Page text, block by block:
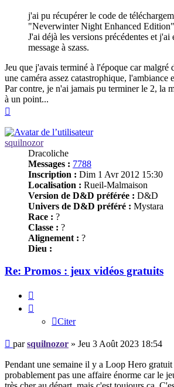
j'ai pu récupérer le code de
"Neverwinter Night Enhanced
J'ai déjà les versions précédentes et j'ai
message à szass.
Jeu que j'avais terminé à l'époque car malgré
une caméra assez catastrophique, l'ambiance
Par contre, je n'ai jamais pu terminer le 2, la
à un point...
squilnozor
Dracoliche
Messages : 7788
Inscription : Dim 1 Avr 2012 15:30
Localisation : Rueil-Malmaison
Version de D&D préférée : D&D
Univers de D&D préféré : Mystara
Race : ?
Classe : ?
Alignement : ?
Dieu :
Re: Promos : jeux vidéos gratuits
Citer
Message
parsquilnozor » Jeu 3 Août 2023 18:54
Pendant une semaine il y a Loop Hero
probablement pas une affaire énorme car le